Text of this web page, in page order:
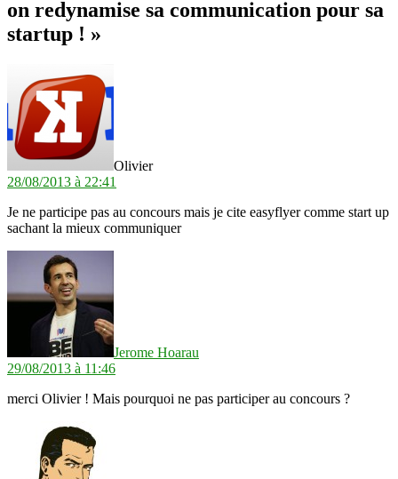
on redynamise sa communication pour sa
startup ! »
Olivier
28/08/2013 à 22:41
Je ne participe pas au concours mais je cite easyflyer comme start up
sachant la mieux communiquer
Jerome Hoarau
29/08/2013 à 11:46
merci Olivier ! Mais pourquoi ne pas participer au concours ?